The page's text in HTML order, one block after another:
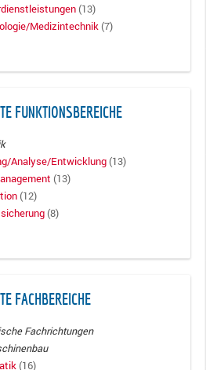
(13)
Medizintechnik (7)
FUNKTIONSBEREICHE
Analyse/Entwicklung (13)
(13)
(12)
(8)
FACHBEREICHE
Fachrichtungen
(16)